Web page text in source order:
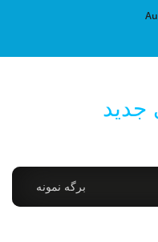
برگه نمونه